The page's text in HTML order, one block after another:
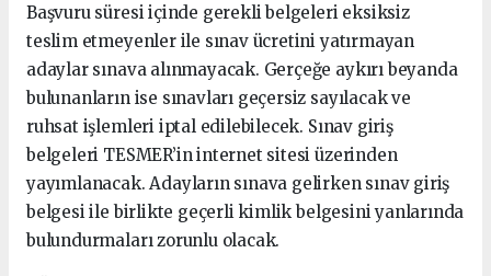
Başvuru süresi içinde gerekli belgeleri eksiksiz
teslim etmeyenler ile sınav ücretini yatırmayan
adaylar sınava alınmayacak. Gerçeğe aykırı beyanda
bulunanların ise sınavları geçersiz sayılacak ve
ruhsat işlemleri iptal edilebilecek. Sınav giriş
belgeleri TESMER’in internet sitesi üzerinden
yayımlanacak. Adayların sınava gelirken sınav giriş
belgesi ile birlikte geçerli kimlik belgesini yanlarında
bulundurmaları zorunlu olacak.